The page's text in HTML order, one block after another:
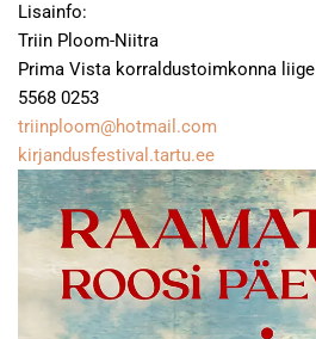
Lisainfo:
Triin Ploom-Niitra
Prima Vista korraldustoimkonna liige
5568 0253
triinploom@hotmail.com
kirjandusfestival.tartu.ee